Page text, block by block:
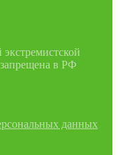
запрещена в РФ
данных